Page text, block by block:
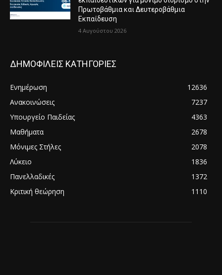
Πρωτοβάθμια και Δευτεροβάθμια
Εκπαίδευση
4 Αυγούστου 2026
ΔΗΜΟΦΙΛΕΙΣ ΚΑΤΗΓΟΡΙΕΣ
Ενημέρωση
12636
Ανακοινώσεις
7237
Υπουργείο Παιδείας
4363
Μαθήματα
2678
Μόνιμες Στήλες
2078
Λύκειο
1836
Πανελλαδικές
1372
Κριτική θεώρηση
1110